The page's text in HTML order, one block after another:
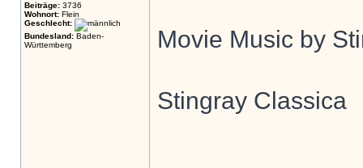
Beiträge: 3736
Wohnort: Flein
Geschlecht:
Bundesland: Baden-
Württemberg
Movie Music by
Stingray Classica